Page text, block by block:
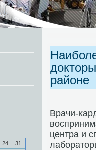
24
31
районе
Врачи-
центра и